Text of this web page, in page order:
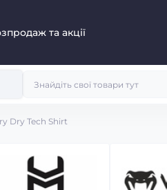
та акції
Dry Tech Shirt